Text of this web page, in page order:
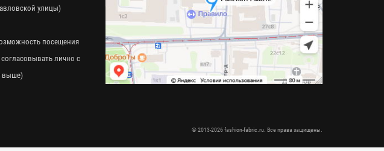
улицы)
посещения
лично с
выше)
© 2013-2026 fashion-fabric.ru. Все права защищены.